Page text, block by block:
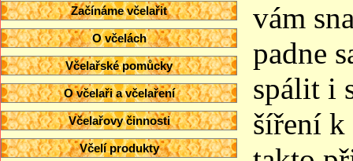
Začínáme včelařit
O včelách
Včelařské pomůcky
O včelaři a včelaření
Včelařovy činnosti
Včelí produkty
vám
padne
spálit i
šíření k